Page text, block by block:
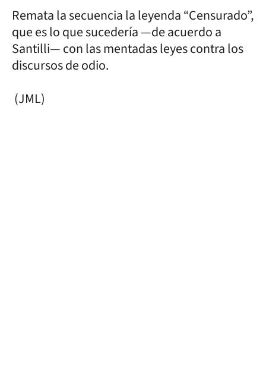
Remata la secuencia la leyenda “Censurado”,
que es lo que sucedería —de acuerdo a
Santilli— con las mentadas leyes contra los
discursos de odio.
(JML)